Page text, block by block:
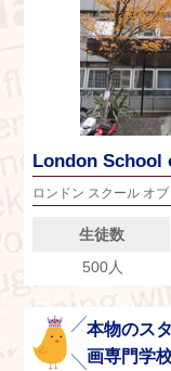
London School
ロンドン スクール オ
生徒数
500人
本物のス
画専門学